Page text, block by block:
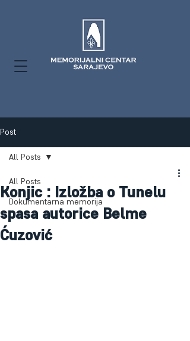
Post
All Posts
Dokumentarna memorija
All Posts
Konjic : Izložba o Tunelu
spasa autorice Belme
Ćuzović